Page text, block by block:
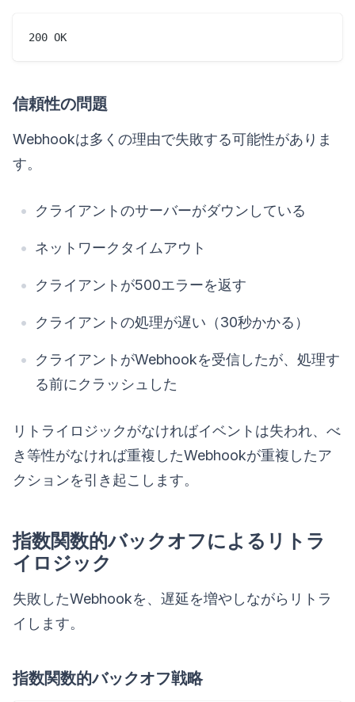
信頼性の問題
Webhookは多くの理由で失敗する可能性がありま
す。
クライアントのサーバーがダウンしている
ネットワークタイムアウト
クライアントが500エラーを返す
クライアントの処理が遅い（30秒かかる）
クライアントがWebhookを受信したが、処理す
る前にクラッシュした
リトライロジックがなければイベントは失われ、べ
き等性がなければ重複したWebhookが重複したア
クションを引き起こします。
指数関数的バックオフによるリトラ
イロジック
失敗したWebhookを、遅延を増やしながらリトラ
イします。
指数関数的バックオフ戦略